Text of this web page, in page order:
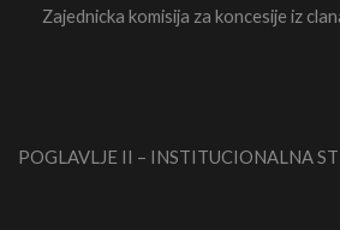
Zajednicka komisija za koncesije iz
POGLAVLJE II – INSTITUCIONALNA